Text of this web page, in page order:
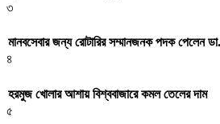
৩
মানবসেবার জন্য রোটারির সম্মানজনক পদক পেলেন
৪
হরমুজ খোলার আশায় বিশ্ববাজারে কমল তেলের দাম
৫